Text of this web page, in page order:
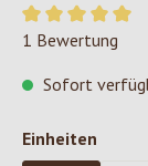
1 Bewertung
Sofort
Einheiten